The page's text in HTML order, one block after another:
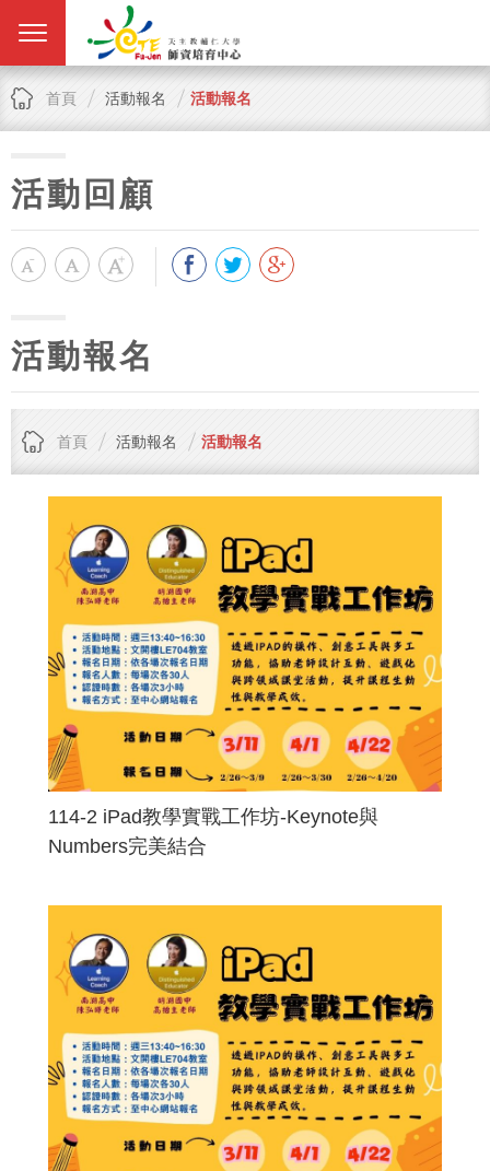
首頁 活動報名 活動報名
活動回顧
活動報名
首頁 活動報名 活動報名
114-2 iPad教學實戰工作坊-Keynote與
Numbers完美結合